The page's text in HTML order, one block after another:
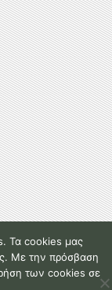
Τα cookies μας
Με την πρόσβαση
των cookies σε